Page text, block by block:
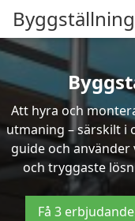
Att hyra och
utmaning – särskilt i
guide och
och tryggaste
Få 3